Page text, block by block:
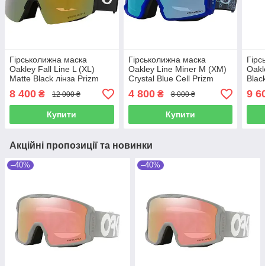
Гірськолижна маска
Oakley Fall Line L (XL)
Matte Black лінза Prizm
Sage Gold Iridium + кейс
8 400 ₴ 12 000 ₴
Купити
Гірськолижна маска
Oakley Line Miner M (XM)
Crystal Blue Cell Prizm
Sapphire Iridium
4 800₴ 8 000 ₴
Купити
9
Акційні пропозиції та новинки
–40% –40%